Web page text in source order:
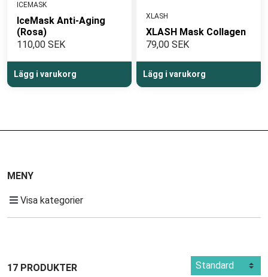
ICEMASK
IceMask Anti-Aging
(Rosa)
110,00 SEK
Lägg i varukorg
XLASH
XLASH Mask Collagen
79,00 SEK
Lägg i varukorg
MENY
Visa kategorier
17 PRODUKTER